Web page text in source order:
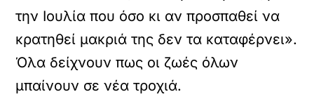
την Ιουλία που όσο κι αν προσπαθεί να
κρατηθεί μακριά της δεν τα καταφέρνει».
Όλα δείχνουν πως οι ζωές όλων
μπαίνουν σε νέα τροχιά.